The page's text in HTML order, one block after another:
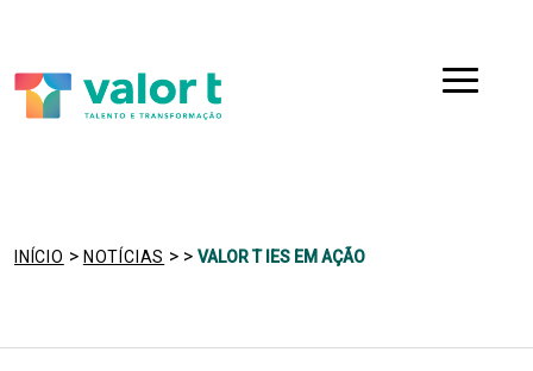
conteúdo
Menu
INÍCIO > NOTÍCIAS > >VALOR T IES EM AÇÃO